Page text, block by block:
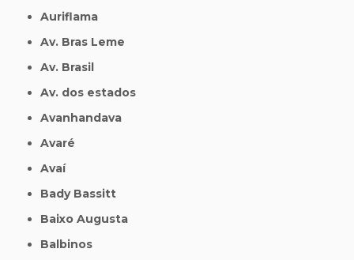
Auriflama
Av. Bras Leme
Av. Brasil
Av. dos estados
Avanhandava
Avaré
Avaí
Bady Bassitt
Baixo Augusta
Balbinos